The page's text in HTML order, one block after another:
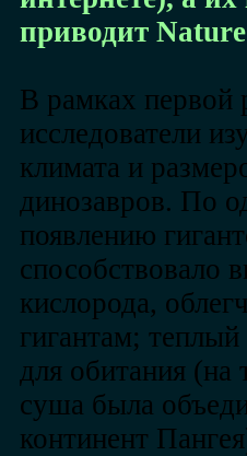
приводит
В рамках первой
исследователи
климата и
динозавров. По
появлению
способствовало
кислорода,
гигантам;
для обитания (на
суша была
континент